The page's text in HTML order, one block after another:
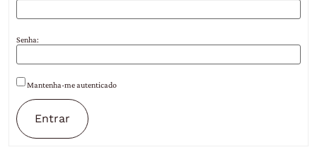
Senha:
Mantenha-me autenticado
Entrar